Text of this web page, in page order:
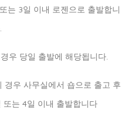
는 3일 이내 로젠으로 출발합니
우 당일 출발에 해당됩니다.
경우 사무실에서 숍으로 출고 후
는 4일 이내 출발합니다